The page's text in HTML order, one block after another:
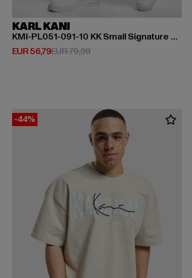
KARL KANI
KMI-PL051-091-10 KK Small Signature Baggy Five Pocket Denim
EUR 56,79
Huidige prijs: EUR 56,79
EUR 79,99Actieprijs: EUR 79,99
-44%